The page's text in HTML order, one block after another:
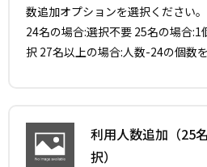
数追加オプションを選択ください。
24名の場合:選択不要 25名の場合
択 27名以上の場合:人数-24の個数
利用人数追加（25
択）